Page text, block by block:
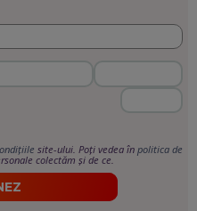
site-ului. Poți vedea în politica de
colectăm și de ce.